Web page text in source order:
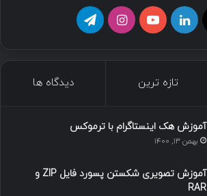
د
ی
و
ت
گ
ا
تازه ترین دیدگاه ها
آموزش هک اینستاگرام با ترموکس
بهمن ۱۳, ۱۴۰۰
آموزش تصویری شکستن پسورد فایل ZIP و
RAR